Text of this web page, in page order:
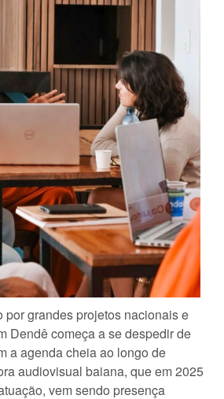
por grandes projetos nacionais e
Dendê começa a se despedir de
a agenda cheia ao longo de
audiovisual baiana, que em 2025
vem sendo presença